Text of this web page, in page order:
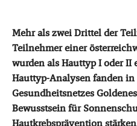
Mehr als zwei Drittel der
Teilnehmer einer
wurden als Hauttyp I oder II
Hauttyp-Analysen fanden in
Gesundheitsnetzes
Bewusstsein für
Hautkrebsprävention